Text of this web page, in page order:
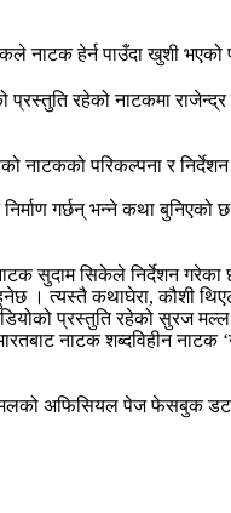
नाटक हेर्न पाउँदा खुशी भएको
रहेको नाटकमा
नाटकको परिकल्पना र
गर्छन् भन्ने कथा बुनिएको
सुदाम सिकेले निर्देशन गरेका
। त्यस्तै कथाघेरा, कौशी
प्रस्तुति रहेको सुरज मल्ल
नाटक शब्दविहीन नाटक
मलको अफिसियल पेज फेसबुक